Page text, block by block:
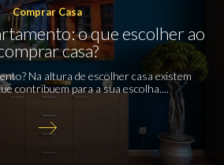
Comprar Casa
o que escolher ao
casa?
Na altura de escolher casa existem
contribuem para a sua escolha....